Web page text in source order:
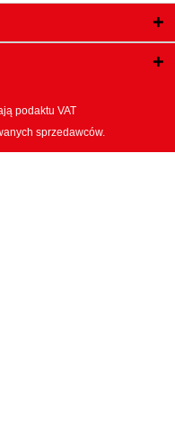
podaktu VAT
sprzedawców.